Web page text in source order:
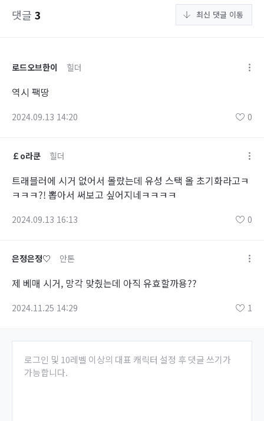
댓글 3 최신 댓글 이동
로드오브한이 힐더
역시 팩땅
2024.09.13 14:20 0
￡o라쿤 힐더
트래블러에 시거 없어서 몰랐는데 유성 스택 올 초기화라고ㅋ
ㅋㅋㅋ?! 뽑아서 써보고 싶어지네ㅋㅋㅋㅋ
2024.09.13 16:13 0
은정은정♡ 안톤
제 베매 시거, 망각 맞췄는데 아직 유효할까용??
2024.11.25 14:29 1
로그인 및 10레벨 이상의 대표 캐릭터 설정 후 댓글 쓰기가
가능합니다.